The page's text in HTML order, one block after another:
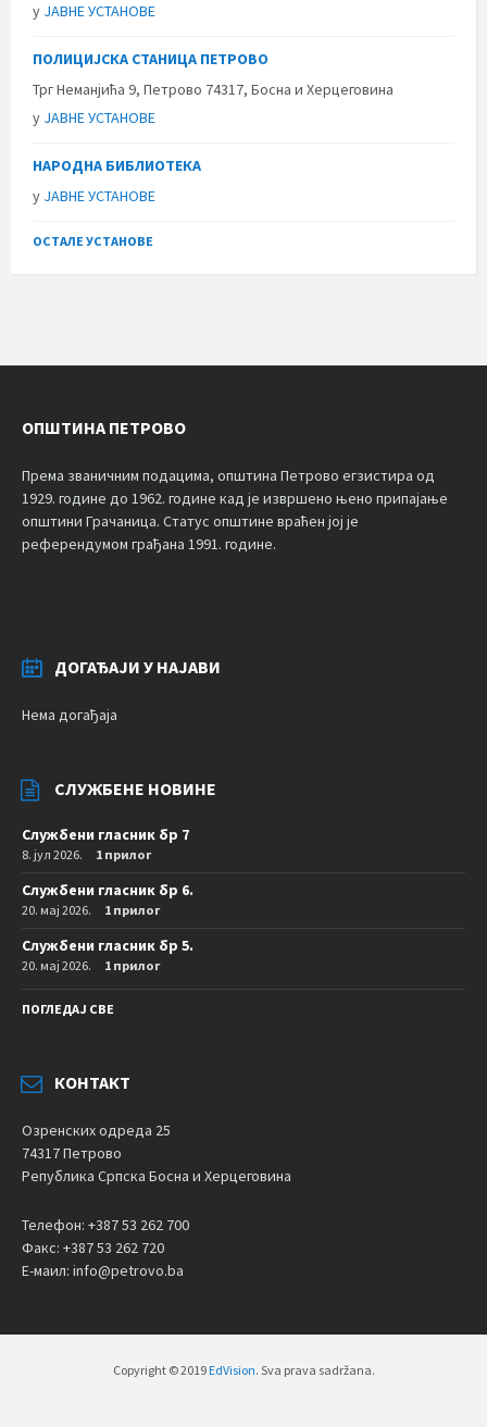
у ЈАВНЕ УСТАНОВЕ
ПОЛИЦИЈСКА СТАНИЦА ПЕТРОВО
Трг Неманјића 9, Петрово 74317, Босна и Херцеговина
у ЈАВНЕ УСТАНОВЕ
НАРОДНА БИБЛИОТЕКА
у ЈАВНЕ УСТАНОВЕ
ОСТАЛЕ УСТАНОВЕ
ОПШТИНА ПЕТРОВО
Према званичним подацима, општина Петрово егзистира од
1929. године до 1962. године кад је извршено њено припајање
општини Грачаница. Статус општине враћен јој је
референдумом грађана 1991. године.
ДОГАЂАЈИ У НАЈАВИ
Нема догађаја
СЛУЖБЕНЕ НОВИНЕ
Службени гласник бр 7
8. јул 2026. 1 прилог
Службени гласник бр 6.
20. мај 2026. 1 прилог
Службени гласник бр 5.
20. мај 2026. 1 прилог
ПОГЛЕДАЈ СВЕ
КОНТАКТ
Озренских одреда 25
74317 Петрово
Република Српска Босна и Херцеговина
Телефон: +387 53 262 700
Факс: +387 53 262 720
Е-маил: info@petrovo.ba
Copyright © 2019 EdVision. Sva prava sadržana.